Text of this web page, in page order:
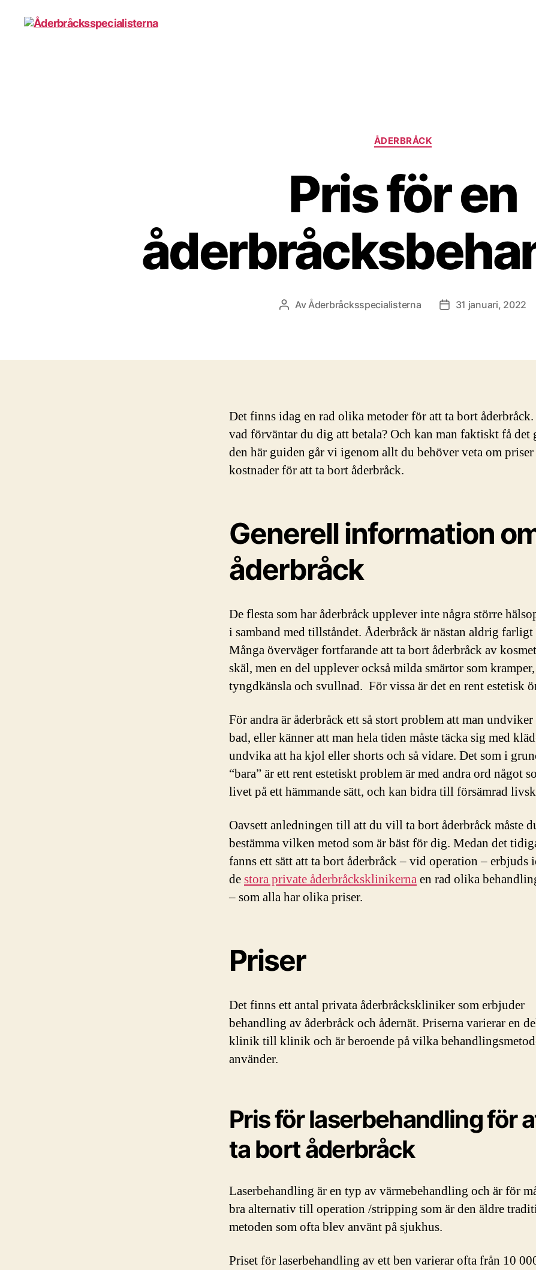
Kategorier
ÅDERBRÅCK
Pris för en
Inläggsförfattare
Av Åderbråcksspecialisterna Inläggsdatum
31 januari, 2022
Det finns idag en rad olika metoder för att ta bort
vad förväntar du dig att betala? Och kan man faktiskt få det
den här guiden går vi igenom allt du behöver veta om
kostnader för att ta bort åderbråck.
Generell information
åderbråck
De flesta som har åderbråck upplever inte några större
i samband med tillståndet. Åderbråck är nästan aldrig farligt
Många överväger fortfarande att ta bort åderbråck av
skäl, men en del upplever också milda smärtor som kramper,
tyngdkänsla och svullnad. För vissa är det en rent estetisk
För andra är åderbråck ett så stort problem att man
bad, eller känner att man hela tiden måste täcka sig med
undvika att ha kjol eller shorts och så vidare. Det som i
“bara” är ett rent estetiskt problem är med andra ord något
livet på ett hämmande sätt, och kan bidra till försämrad
Oavsett anledningen till att du vill ta bort åderbråck måste
bestämma vilken metod som är bäst för dig. Medan det
fanns ett sätt att ta bort åderbråck – vid operation – erbjuds
destora private åderbråcksklinikernaen rad olika
– som alla har olika priser.
Priser
Det finns ett antal privata åderbråckskliniker som erbjuder
behandling av åderbråck och ådernät. Priserna varierar en
klinik till klinik och är beroende på vilka
använder.
Pris för laserbehandling för
ta bort åderbråck
Laserbehandling är en typ av värmebehandling och är för
bra alternativ till operation /stripping som är den äldre
metoden som ofta blev använt på sjukhus.
Priset för laserbehandling av ett ben varierar ofta från 10